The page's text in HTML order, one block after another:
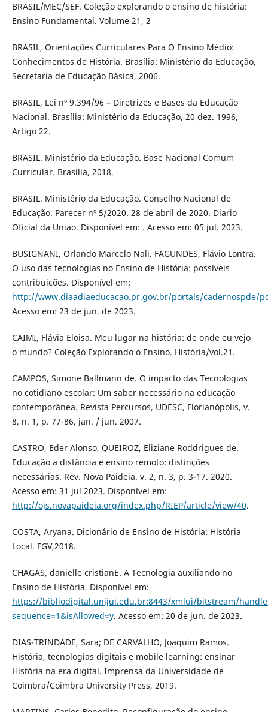
BRASIL/MEC/SEF. Coleção explorando o ensino de história:
Ensino Fundamental. Volume 21, 2
BRASIL, Orientações Curriculares Para O Ensino Médio:
Conhecimentos de História. Brasília: Ministério da Educação,
Secretaria de Educação Básica, 2006.
BRASIL, Lei nº 9.394/96 – Diretrizes e Bases da Educação
Nacional. Brasília: Ministério da Educação, 20 dez. 1996,
Artigo 22.
BRASIL. Ministério da Educação. Base Nacional Comum
Curricular. Brasília, 2018.
BRASIL. Ministério da Educação. Conselho Nacional de
Educação. Parecer nº 5/2020. 28 de abril de 2020. Diario
Oficial da Uniao. Disponível em: . Acesso em: 05 jul. 2023.
BUSIGNANI, Orlando Marcelo Nali. FAGUNDES, Flávio Lontra.
O uso das tecnologias no Ensino de História: possíveis
contribuições. Disponível em:
http://www.diaadiaeducacao.pr.gov.br/portals/cadernospde/
Acesso em: 23 de jun. de 2023.
CAIMI, Flávia Eloisa. Meu lugar na história: de onde eu vejo
o mundo? Coleção Explorando o Ensino. História/vol.21.
CAMPOS, Simone Ballmann de. O impacto das Tecnologias
no cotidiano escolar: Um saber necessário na educação
contemporânea. Revista Percursos, UDESC, Florianópolis, v.
8, n. 1, p. 77-86, jan. / jun. 2007.
CASTRO, Eder Alonso, QUEIROZ, Eliziane Roddrigues de.
Educação a distância e ensino remoto: distinções
necessárias. Rev. Nova Paideia. v. 2, n. 3, p. 3-17. 2020.
Acesso em: 31 jul 2023. Disponível em:
http://ojs.novapaideia.org/index.php/RIEP/article/view/40.
COSTA, Aryana. Dicionário de Ensino de História: História
Local. FGV,2018.
CHAGAS, danielle cristianE. A Tecnologia auxiliando no
Ensino de História. Disponível em:
https://bibliodigital.unijui.edu.br:8443/xmlui/bitstream/handle/
sequence=1&isAllowed=y. Acesso em: 20 de jun. de 2023.
DIAS-TRINDADE, Sara; DE CARVALHO, Joaquim Ramos.
História, tecnologias digitais e mobile learning: ensinar
História na era digital. Imprensa da Universidade de
Coimbra/Coimbra University Press, 2019.